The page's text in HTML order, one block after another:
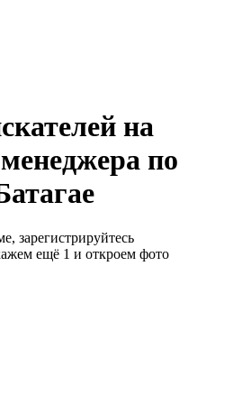
на
по
зарегистрируйтесь
ещё 1 и откроем фото